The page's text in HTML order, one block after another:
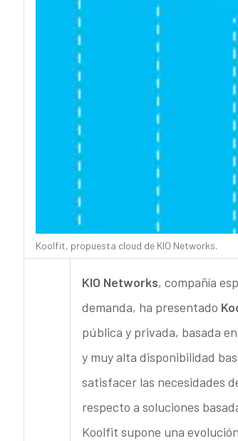
Koolfit, propuesta cloud de KIO Networks.
KIO Networks, compañía
demanda, ha presentado
pública y privada, basada
y muy alta disponibilidad
satisfacer las necesidades
respecto a soluciones
Koolfit supone una